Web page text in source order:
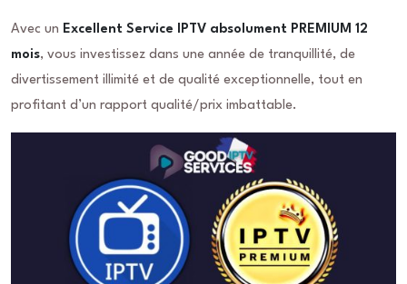
Avec un Excellent Service IPTV absolument PREMIUM 12
mois, vous investissez dans une année de tranquillité, de
divertissement illimité et de qualité exceptionnelle, tout en
profitant d’un rapport qualité/prix imbattable.